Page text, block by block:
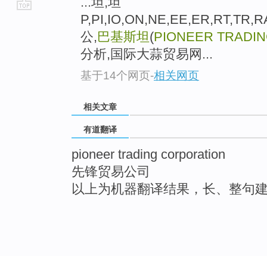
公,巴基斯坦(PIONEER
分析,国际大蒜贸易网...
基于14个网页-相关网页
相关文章
有道翻译
pioneer trading corporation
先锋贸易公司
以上为机器翻译结果，长、整句